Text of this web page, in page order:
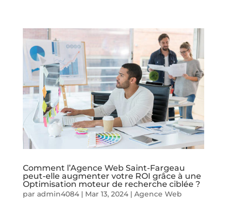
Comment l’Agence Web Saint-Fargeau
peut-elle augmenter votre ROI grâce à une
Optimisation moteur de recherche ciblée ?
par admin4084| Mar 13, 2024| Agence Web